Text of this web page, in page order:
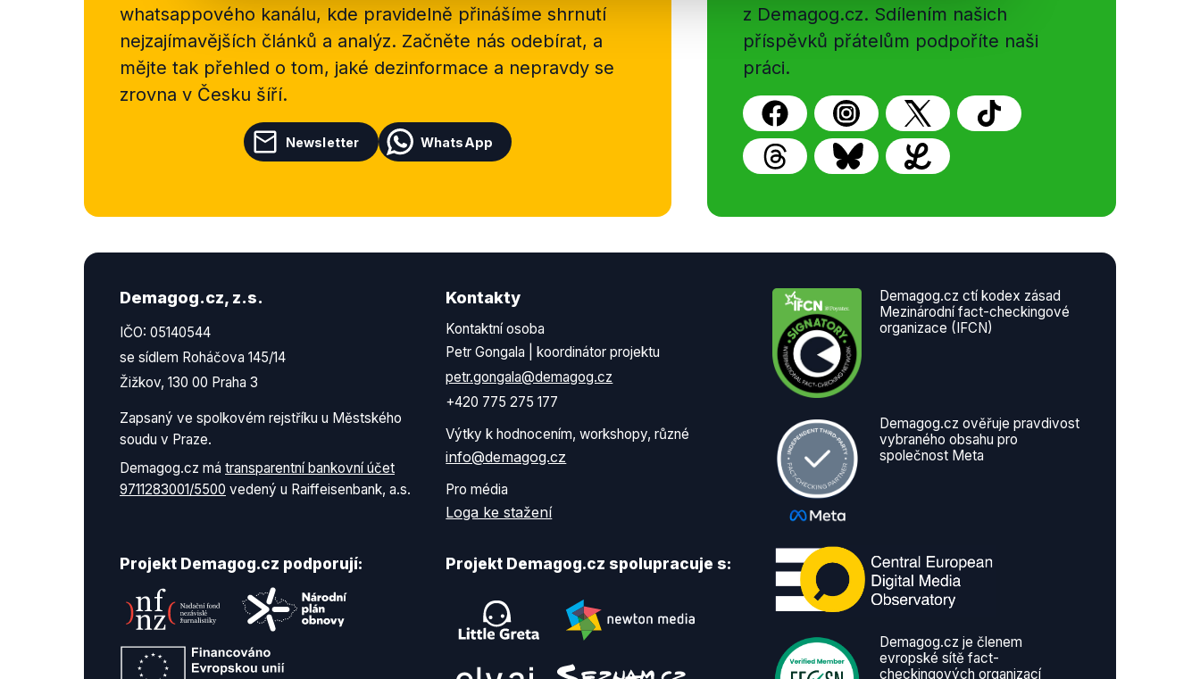
whatsappového kanálu, kde pravidelně přinášíme shrnutí
nejzajímavějších článků a analýz. Začněte nás odebírat, a
mějte tak přehled o tom, jaké dezinformace a nepravdy se
zrovna v Česku šíří.
Newsletter WhatsApp
z Demagog.cz. Sdílením našich
příspěvků přátelům podpoříte naši
práci.
Demagog.cz, z.s.
IČO: 05140544
se sídlem Roháčova 145/14
Žižkov, 130 00 Praha 3
Zapsaný ve spolkovém rejstříku u Městského
soudu v Praze.
Demagog.cz má transparentní bankovní účet
9711283001/5500 vedený u Raiffeisenbank, a.s.
Kontakty
Kontaktní osoba
Petr Gongala | koordinátor projektu
petr.gongala@demagog.cz
+420 775 275 177
Výtky k hodnocením, workshopy, různé
info@demagog.cz
Pro média
Loga ke stažení
Projekt Demagog.cz podporují: Projekt Demagog.cz spolupracuje s:
Demagog.cz ctí kodex zásad
Mezinárodní fact-checkingové
organizace (IFCN)
Demagog.cz ověřuje pravdivost
vybraného obsahu pro
společnost Meta
Demagog.cz je členem
evropské sítě fact-
checkingových organizací